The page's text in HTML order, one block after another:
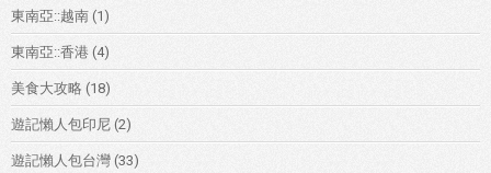
東南亞::越南 (1)
東南亞::香港 (4)
美食大攻略 (18)
遊記懶人包印尼 (2)
遊記懶人包台灣 (33)